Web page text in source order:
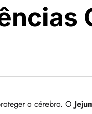
o cérebro. O